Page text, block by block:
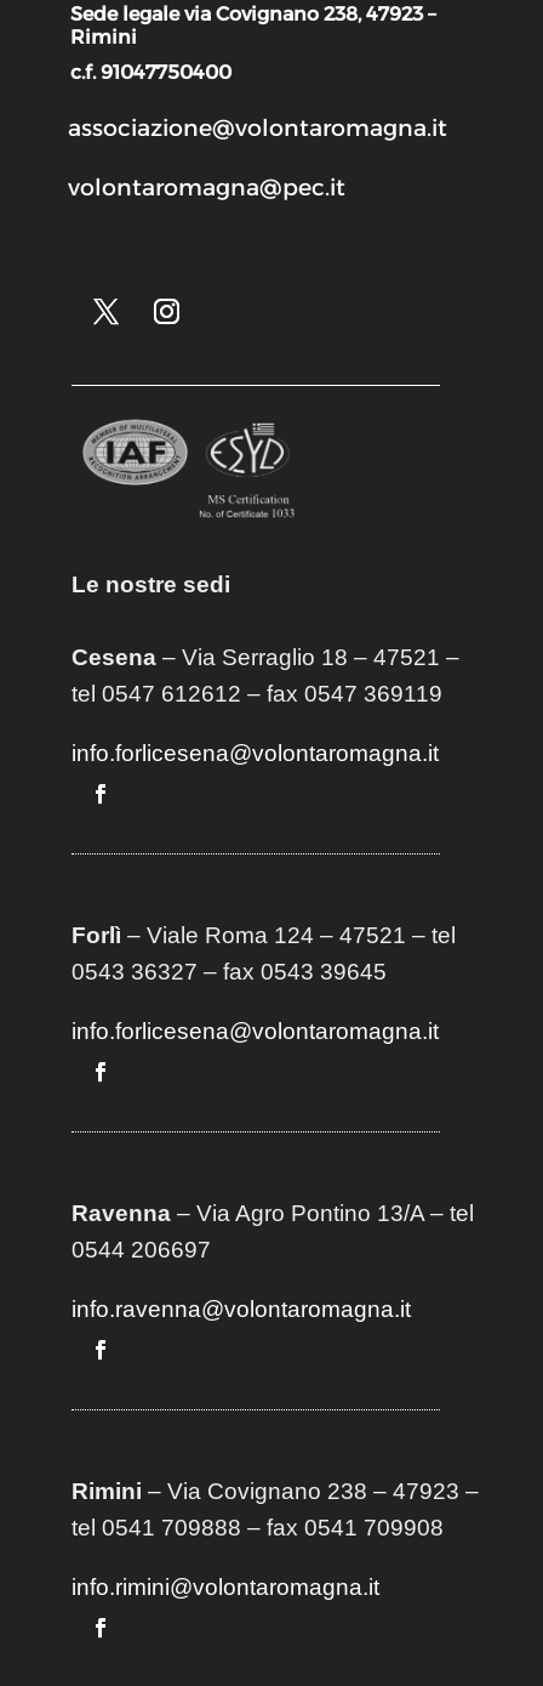
Sede legale via Covignano 238, 47923 –
Rimini
c.f. 91047750400
associazione@volontaromagna.it
volontaromagna@pec.it
Le nostre sedi
Cesena– Via Serraglio 18 – 47521 –
tel 0547 612612 – fax 0547 369119
info.forlicesena@volontaromagna.it
Forlì – Viale Roma 124 – 47521 – tel
0543 36327 – fax 0543 39645
info.forlicesena@volontaromagna.it
Ravenna– Via Agro Pontino 13/A– tel
0544 206697
info.ravenna@volontaromagna.it
Rimini – Via Covignano 238 – 47923 –
tel 0541 709888 – fax 0541 709908
info.rimini@volontaromagna.it